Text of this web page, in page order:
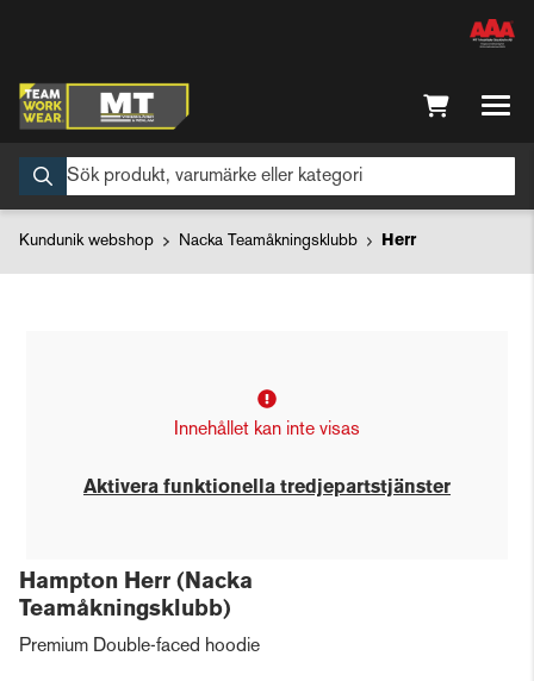
Kundunik webshop Nacka Teamåkningsklubb Herr
Innehållet kan inte visas
Aktivera funktionella tredjepartstjänster
Hampton Herr (Nacka
Teamåkningsklubb)
Premium Double-faced hoodie